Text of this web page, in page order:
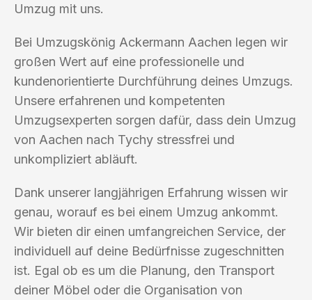
Umzug mit uns.
Bei Umzugskönig Ackermann Aachen legen wir
großen Wert auf eine professionelle und
kundenorientierte Durchführung deines Umzugs.
Unsere erfahrenen und kompetenten
Umzugsexperten sorgen dafür, dass dein Umzug
von Aachen nach Tychy stressfrei und
unkompliziert abläuft.
Dank unserer langjährigen Erfahrung wissen wir
genau, worauf es bei einem Umzug ankommt.
Wir bieten dir einen umfangreichen Service, der
individuell auf deine Bedürfnisse zugeschnitten
ist. Egal ob es um die Planung, den Transport
deiner Möbel oder die Organisation von